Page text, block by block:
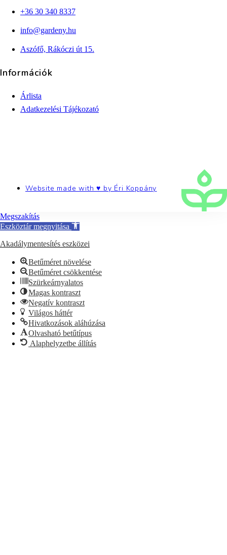
+36 30 340 8337
info@gardeny.hu
Aszófő, Rákóczi út 15.
Információk
Árlista
Adatkezelési Tájékozató
Website made with ♥ by Éri Koppány
Megszakítás
Eszköztár megnyitása
Akadálymentesítés eszközei
Betűméret növelése
Betűméret csökkentése
Szürkeárnyalatos
Magas kontraszt
Negatív kontraszt
Világos háttér
Hivatkozások aláhúzása
Olvasható betűtípus
Alaphelyzetbe állítás